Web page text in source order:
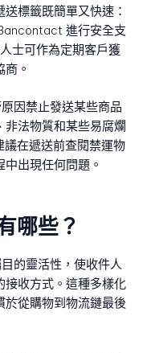
標籤既簡單又快速：
進行安全支
士可作為定期客戶獲
。
因禁止發送某些商品
法物質和某些易腐爛
在遞送前查閱禁運物
出現任何問題。
哪些？
的靈活性，使收件人
接收方式。這種多樣化
於從購物到物流鏈最後